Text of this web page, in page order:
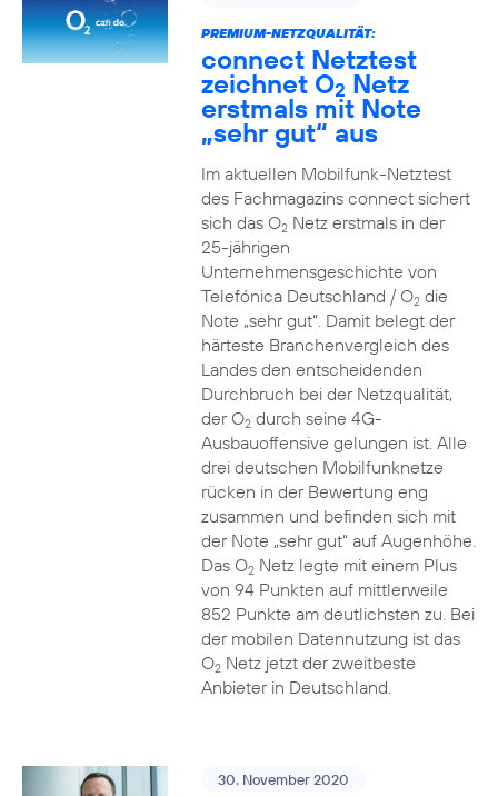
PREMIUM-NETZQUALITÄT:
connect Netztest
zeichnet O2 Netz
erstmals mit Note
„sehr gut“ aus
Im aktuellen Mobilfunk-Netztest
des Fachmagazins connect sichert
sich das O2Netz erstmals in der
25-jährigen
Unternehmensgeschichte von
Telefónica Deutschland / O2die
Note „sehr gut“. Damit belegt der
härteste Branchenvergleich des
Landes den entscheidenden
Durchbruch bei der Netzqualität,
der O2durch seine 4G-
Ausbauoffensive gelungen ist. Alle
drei deutschen Mobilfunknetze
rücken in der Bewertung eng
zusammen und befinden sich mit
der Note „sehr gut“ auf Augenhöhe.
Das O2Netz legte mit einem Plus
von 94 Punkten auf mittlerweile
852 Punkte am deutlichsten zu. Bei
der mobilen Datennutzung ist das
O2Netz jetzt der zweitbeste
Anbieter in Deutschland.
30. November 2020